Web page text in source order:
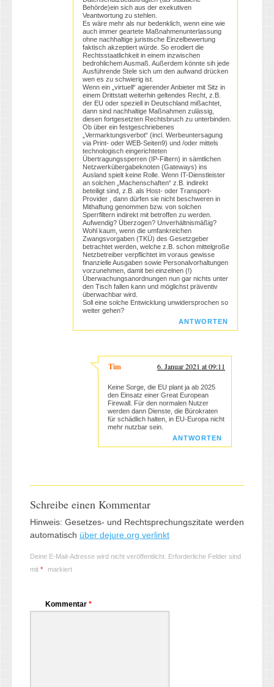
Behörde)ein sich aus der exekutiven
Veantwortung zu stehlen.
Es wäre mehr als nur bedenklich, wenn eine wie
auch immer geartete Maßnahmenunterlassung
ohne nachhaltige juristische Einzelbewertung
faktisch akzeptiert würde. So erodiert die
Rechtsstaatlichkeit in einem inzwischen
bedrohlichem Ausmaß. Außerdem könnte sih jede
Ausführende Stele sich um den aufwand drücken
wen es zu schwierig ist.
Wenn ein „virtuell“ agierender Anbieter mit Sitz in
einem Drittstatt weiterhin geltendes Recht, z.B.
der EU oder speziell in Deutschland mißachtet,
dann sind nachhaltige Maßnahmen zulässig,
diesen fortgesetzten Rechtsbruch zu unterbinden.
Ob über ein festgeschriebenes
„Vermarktungsverbot“ (incl. Werbeuntersagung
via Print- oder WEB-Seiten9) und /oder mittels
technologisch eingerichteten
Übertragungssperren (IP-Filtern) in sämtlichen
Netzwerkübergabeknoten (Gateways) ins
Ausland spielt keine Rolle. Wenn IT-Dienstleister
an solchen „Machenschaften“ z.B. indirekt
beteiligt sind, z.B. als Host- oder Transport-
Provider , dann dürfen sie nicht beschweren in
Mithaftung genommen bzw. von solchen
Sperrfiltern indirekt mit betroffen zu werden.
Aufwendig? Überzogen? Unverhältnismäßig?
Wohl kaum, wenn die umfankreichen
Zwangsvorgaben (TKÜ) des Gesetzgeber
betrachtet werden, welche z.B. schon mittelgroße
Netzbetreiber verpflichtet im voraus gewisse
finanzielle Ausgaben sowie Personalvorhaltungen
vorzunehmen, damit bei einzelnen (!)
Überwachungsanordnungen nun gar nichts unter
den Tisch fallen kann und möglichst präventiv
überwachbar wird.
Soll eine solche Entwicklung unwidersprochen so
weiter gehen?
ANTWORTEN
Tim 6. Januar 2021 at 09:11
Keine Sorge, die EU plant ja ab 2025
den Einsatz einer Great European
Firewall. Für den normalen Nutzer
werden dann Dienste, die Bürokraten
für schädlich halten, in EU-Europa nicht
mehr nutzbar sein.
ANTWORTEN
Schreibe einen Kommentar
Hinweis: Gesetzes- und Rechtsprechungszitate werden
automatisch über dejure.org verlinkt
Deine E-Mail-Adresse wird nicht veröffentlicht. Erforderliche Felder sind
mit * markiert
Kommentar *